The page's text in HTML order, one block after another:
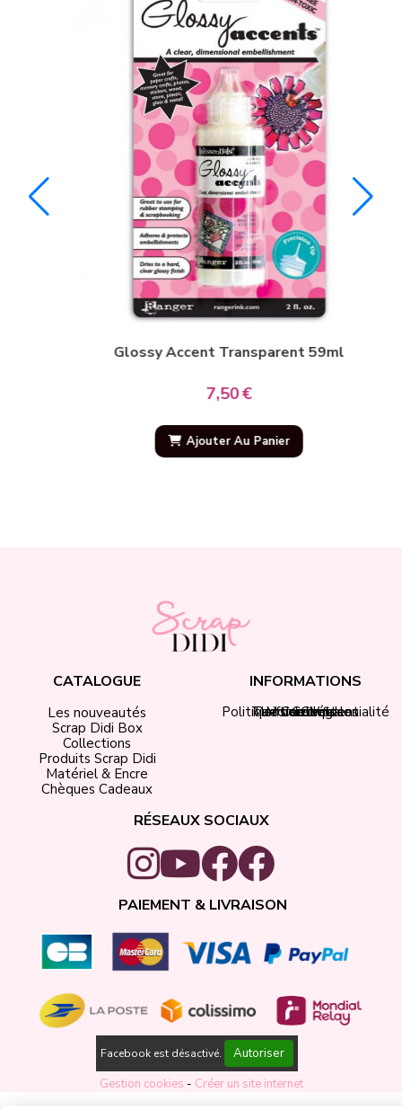
Glossy Accent Transparent 59ml
7,50€
Ajouter Au Panier
CATALOGUE
Les nouveautés
Scrap Didi Box
Collections
Produits Scrap Didi
Matériel & Encre
Chèques Cadeaux
INFORMATIONS
Contact
Mon compte
CGV
Politique de confidentialité
Mentions légales
Tarifs de livraison
RÉSEAUX SOCIAUX
PAIEMENT & LIVRAISON
Facebook est désactivé.
Autoriser
Gestion cookies
Créer un site internet